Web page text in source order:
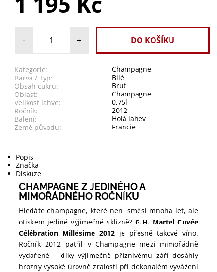
- +
Kategorie:
Champagne
Barva / Typ:
Bílé
Obsah cukru:
Brut
Oblast:
Champagne
Velikost lahve:
0,75l
Ročník:
2012
Balení:
Holá lahev
Země původu:
Francie
Popis
Značka
Diskuze
CHAMPAGNE Z JEDINÉHO A
MIMOŘÁDNÉHO ROČNÍKU
Hledáte champagne, které není směsí mnoha let, ale
otiskem jediné výjimečné sklizně?G.H. Martel Cuvée
Célébration Millésime 2012 je přesně takové víno.
Ročník 2012 patřil v Champagne mezi mimořádně
vydařené – díky výjimečně příznivému září dosáhly
hrozny vysoké úrovně zralosti při dokonalém vyvážení